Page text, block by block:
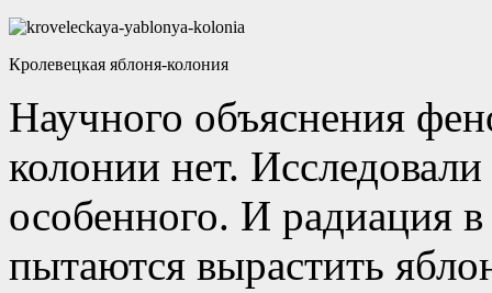
Кролевецкая яблоня-колония
Научного объяснения
колонии нет.
особенного. И радиация
пытаются вырастить